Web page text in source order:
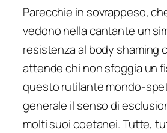
Parecchie in sovrappeso,
vedono nella cantante un
resistenza al body shaming
attende chi non sfoggia un
questo rutilante mondo-
generale il senso di
molti suoi coetanei. Tutte,